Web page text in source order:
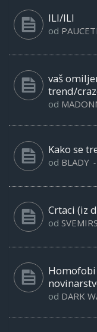
ILI/ILI
od PAUCETI
vaš
trend/
od
Kako se
od BLADY -
Crtaci (iz
od
od DARK